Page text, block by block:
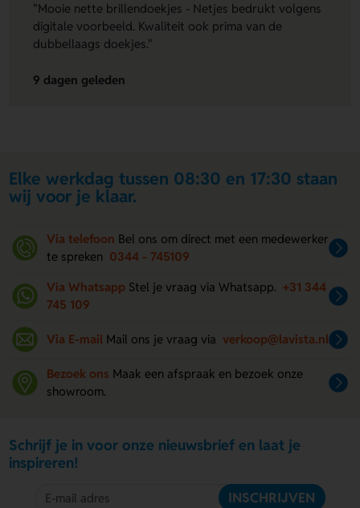
"Mooie nette brillendoekjes - Netjes bedrukt volgens
digitale voorbeeld. Kwaliteit ook prima van de
dubbellaags doekjes."
9 dagen geleden
Elke werkdag tussen 08:30 en 17:30 staan
wij voor je klaar.
Via telefoon Bel ons om direct met een medewerker
te spreken 0344 - 745109
Via Whatsapp Stel je vraag via Whatsapp. +31 344
745 109
Via E-mail Mail ons je vraag via verkoop@lavista.nl
Bezoek ons Maak een afspraak en bezoek onze
showroom.
Schrijf je in voor onze nieuwsbrief en laat je
inspireren!
INSCHRIJVEN